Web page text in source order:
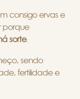
consigo ervas e
porque
sorte.
sendo
fertilidade e